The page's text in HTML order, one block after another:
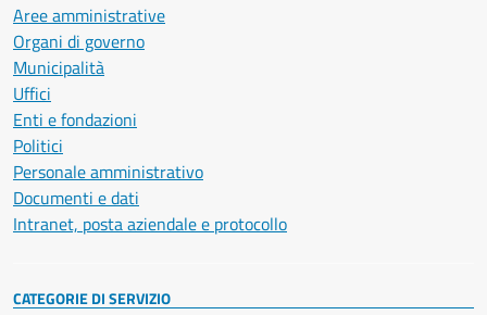
Aree amministrative
Organi di governo
Municipalità
Uffici
Enti e fondazioni
Politici
Personale amministrativo
Documenti e dati
Intranet, posta aziendale e protocollo
CATEGORIE DI SERVIZIO